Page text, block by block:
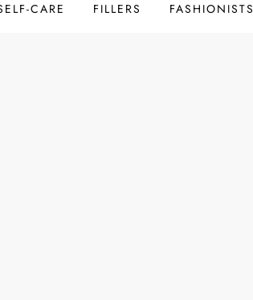
CARE FILLERS FASHIONISTS